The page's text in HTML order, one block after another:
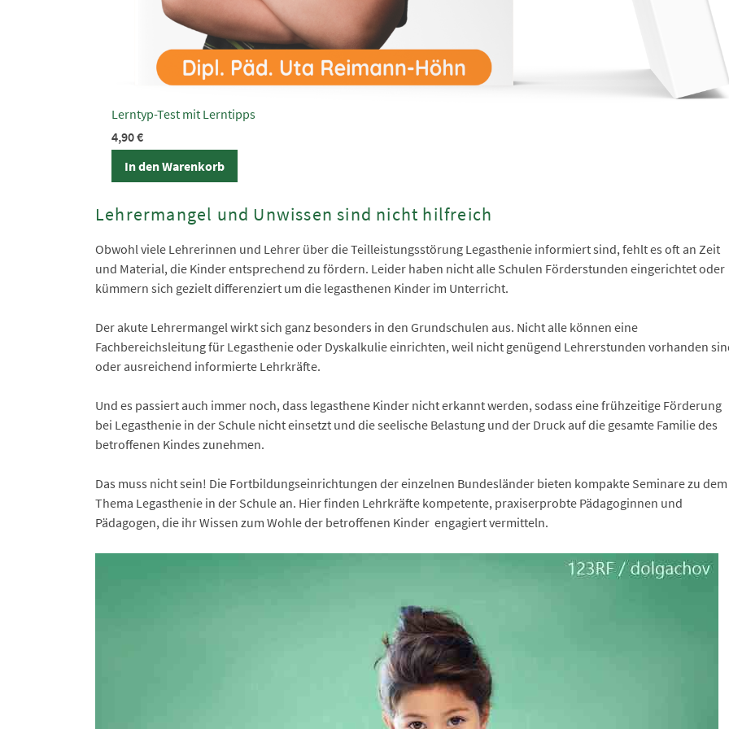
Lerntyp-Test mit Lerntipps
4,90€
In den Warenkorb
Lehrermangel und Unwissen sind nicht hilfreich
Obwohl viele Lehrerinnen und Lehrer über die Teilleistungsstörung Legasthenie informiert sind, fehlt es oft an Zeit
und Material, die Kinder entsprechend zu fördern. Leider haben nicht alle Schulen Förderstunden eingerichtet oder
kümmern sich gezielt differenziert um die legasthenen Kinder im Unterricht.
Der akute Lehrermangel wirkt sich ganz besonders in den Grundschulen aus. Nicht alle können eine
Fachbereichsleitung für Legasthenie oder Dyskalkulie einrichten, weil nicht genügend Lehrerstunden vorhanden
oder ausreichend informierte Lehrkräfte.
Und es passiert auch immer noch, dass legasthene Kinder nicht erkannt werden, sodass eine frühzeitige Förderung
bei Legasthenie in der Schule nicht einsetzt und die seelische Belastung und der Druck auf die gesamte Familie des
betroffenen Kindes zunehmen.
Das muss nicht sein! Die Fortbildungseinrichtungen der einzelnen Bundesländer bieten kompakte Seminare zu dem
Thema Legasthenie in der Schule an. Hier finden Lehrkräfte kompetente, praxiserprobte Pädagoginnen und
Pädagogen, die ihr Wissen zum Wohle der betroffenen Kinder engagiert vermitteln.